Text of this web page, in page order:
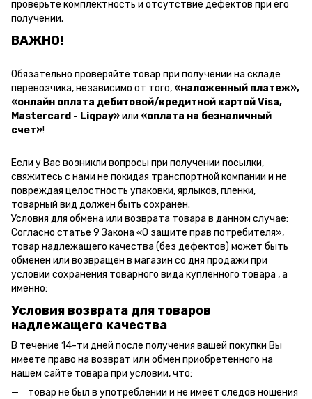
проверьте комплектность и отсутствие дефектов при его
получении.
ВАЖНО!
Обязательно проверяйте товар при получении на складе
перевозчика, независимо от того, «наложенный платеж»,
«онлайн оплата дебитовой/кредитной картой Visa,
Mastercard - Liqpay»или «оплата на безналичный
счет»!
Если у Вас возникли вопросы при получении посылки,
свяжитесь с нами не покидая транспортной компании и не
повреждая целостность упаковки, ярлыков, пленки,
товарный вид должен быть сохранен.
Условия для обмена или возврата товара в данном случае:
Согласно статье 9 Закона «О защите прав потребителя»,
товар надлежащего качества (без дефектов) может быть
обменен или возвращен в магазин со дня продажи при
условии сохранения товарного вида купленного товара , а
именно:
Условия возврата для товаров
надлежащего качества
В течение 14-ти дней после получения вашей покупки Вы
имеете право на возврат или обмен приобретенного на
нашем сайте товара при условии, что:
товар не был в употреблении и не имеет следов ношения